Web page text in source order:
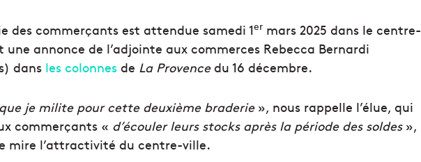
des commerçants est attendue samedi 1er mars 2025 dans le centre-
une annonce de l’adjointe aux commerces Rebecca Bernardi
dans les colonnes de La Provencedu 16 décembre.
je milite pour cette deuxième braderie», nous rappelle l’élue, qui
commerçants « d’écouler leurs stocks après la période des soldes»,
mire l’attractivité du centre-ville.